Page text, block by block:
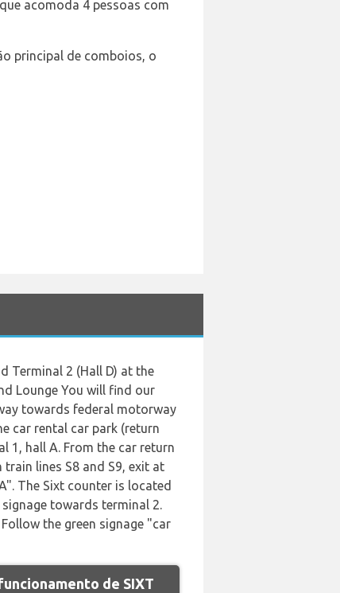
acomoda 4 pessoas com
principal de comboios, o
Terminal 2 (Hall D) at the
Lounge You will find our
towards federal motorway
car rental car park (return
1, hall A. From the car return
lines S8 and S9, exit at
The Sixt counter is located
towards terminal 2.
the green signage "car
de SIXT